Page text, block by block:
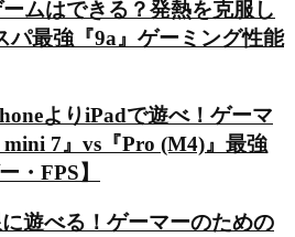
ームはできる？発熱を克服し
パ最強『9a』ゲーミング性能
よりiPadで遊べ！ゲーマ
7』vs『Pro (M4)』最強
・FPS】
遊べる！ゲーマーのための